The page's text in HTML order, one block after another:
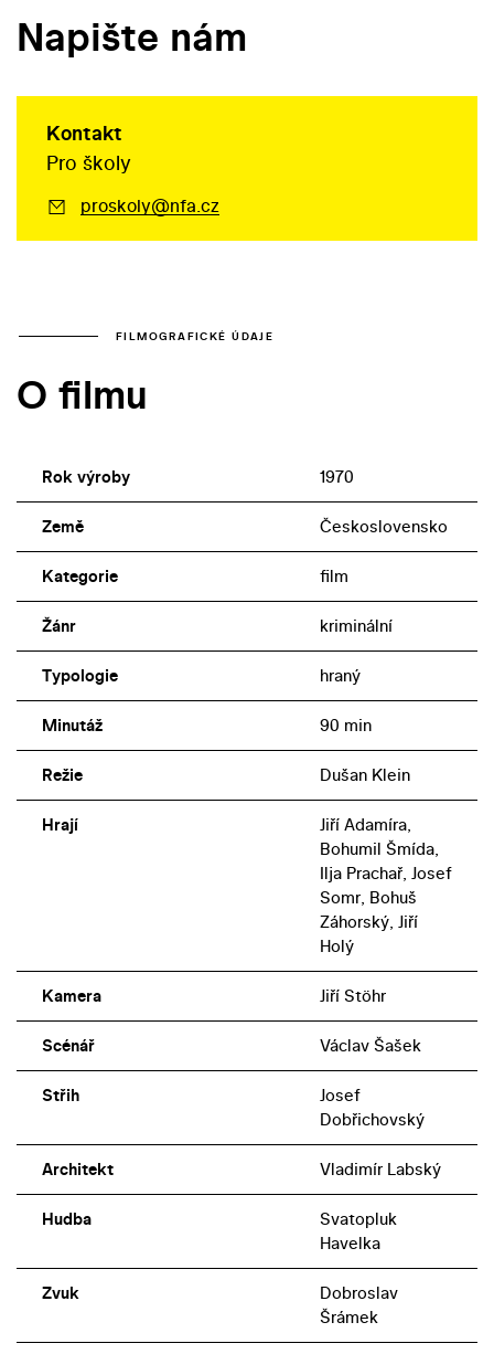
Napište nám
Kontakt
Pro školy
proskoly@nfa.cz
FILMOGRAFICKÉ ÚDAJE
O filmu
Rok výroby 1970
Země Československo
Kategorie film
Žánr kriminální
Typologie hraný
Minutáž 90 min
Režie Dušan Klein
Hrají
Jiří Adamíra,
Bohumil Šmída,
Ilja Prachař, Josef
Somr, Bohuš
Záhorský, Jiří
Holý
Kamera Jiří Stöhr
Scénář Václav Šašek
Střih
Josef
Dobřichovský
Architekt Vladimír Labský
Hudba
Svatopluk
Havelka
Zvuk
Dobroslav
Šrámek